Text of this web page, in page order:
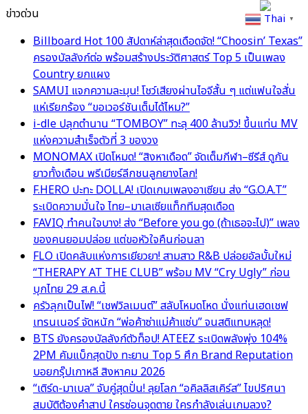
ข่าวด่วน
Billboard Hot 100 สัปดาห์ล่าสุดเดือดจัด! “Choosin’ Texas”
ครองบัลลังก์ต่อ พร้อมสร้างประวัติศาสตร์ Top 5 เป็นเพลง
Country ยกแผง
SAMUI แจกความละมุน! โชว์เสียงผ่านไอจีสั้น ๆ แต่แฟนใจสั่น
แห่เรียกร้อง “ขอเวอร์ชันเต็มได้ไหม?”
i-dle ปลุกตำนาน “TOMBOY” ทะลุ 400 ล้านวิว! ขึ้นแท่น MV
แห่งความสำเร็จตัวที่ 3 ของวง
MONOMAX เปิดโหมด! “สิงหาเดือด” จัดเต็มกีฬา–ซีรีส์ ดูกัน
ยาวทั้งเดือน พรีเมียร์ลีกชนลูกยางโลก!
F.HERO ปะทะ DOLLA! เปิดเกมเพลงอาเซียน ส่ง “G.O.A.T”
ระเบิดความมั่นใจ ไทย–มาเลเซียแท็กทีมสุดเดือด
FAVIQ ทำคนใจบาง! ส่ง “Before you go (ถ้าเธอจะไป)” เพลง
ของคนยอมปล่อย แต่ขอหัวใจคืนก่อนลา
FLO เปิดคลับแห่งการเยียวยา! สามสาว R&B ปล่อยอัลบั้มใหม่
“THERAPY AT THE CLUB” พร้อม MV “Cry Ugly” ก่อน
บุกไทย 29 ส.ค.นี้
ครัวลุกเป็นไฟ! “เชฟวิลเมนต์” สลับโหมดโหด นั่งแท่นเฮดเชฟ
เทรนเนอร์ จัดหนัก “พ่อค้าซ่าแม่ค้าแซ่บ” จนสติแทบหลุด!
BTS ยังครองบัลลังก์ตัวท็อป! ATEEZ ระเบิดพลังพุ่ง 104%
2PM คัมแบ็กสุดปัง ทะยาน Top 5 ศึก Brand Reputation
บอยกรุ๊ปเกาหลี สิงหาคม 2026
“เติร์ด-มาเบล” จับคู่สุดปั่น! ลุยโลก “อคิลลิสเคิร์ส” ไขปริศนา
สมบัติต้องคำสาป ใครซ่อนจุดตาย ใครกำลังเล่นเกมลวง?
Thai ▼